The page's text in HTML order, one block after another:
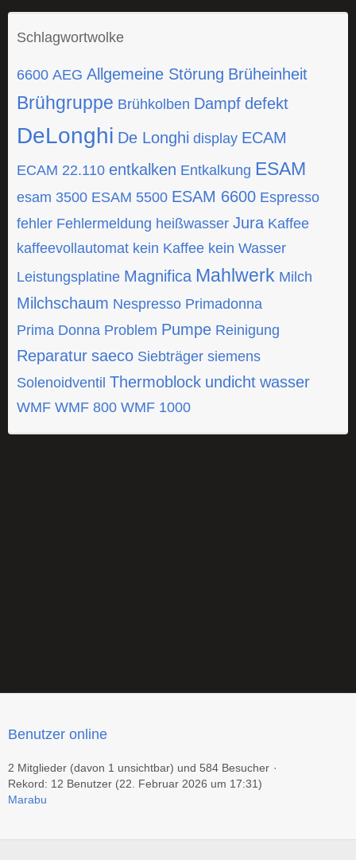
Schlagwortwolke
6600 AEG Allgemeine Störung Brüheinheit
Brühgruppe Brühkolben Dampf defekt
DeLonghi De Longhi display ECAM
ECAM 22.110 entkalken Entkalkung ESAM
esam 3500 ESAM 5500 ESAM 6600 Espresso
fehler Fehlermeldung heißwasser Jura Kaffee
kaffeevollautomat kein Kaffee kein Wasser
Leistungsplatine Magnifica Mahlwerk Milch
Milchschaum Nespresso Primadonna
Prima Donna Problem Pumpe Reinigung
Reparatur saeco Siebträger siemens
Solenoidventil Thermoblock undicht wasser
WMF WMF 800 WMF 1000
Benutzer online
2 Mitglieder (davon 1 unsichtbar) und 584 Besucher
Rekord: 12 Benutzer (22. Februar 2026 um 17:31)
Marabu